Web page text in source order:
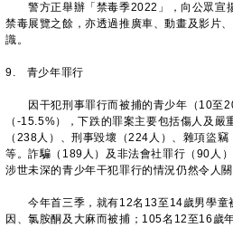
警方正舉辦「禁毒季2022」，向公眾宣
禁毒展覽之餘，亦透過推廣車、動畫及影片
識。
9. 青少年罪行
因干犯刑事罪行而被捕的青少年（10至
（-15.5%），下跌的罪案主要包括傷人及
（238人）、刑事毀壞（224人）、雜項盜
等。詐騙（189人）及非法會社罪行（90人
涉世未深的青少年干犯罪行的情況仍然令人關
今年首三季，就有12名13至14歲男學童
因、氯胺酮及大麻而被捕；105名12至16歲